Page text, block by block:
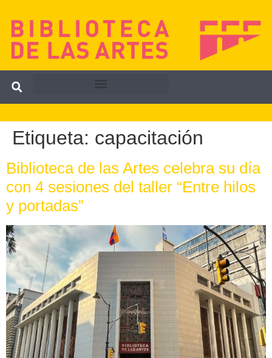
Etiqueta: capacitación
Biblioteca de las Artes celebra su día
con 4 sesiones del taller “Entre hilos
y portadas”